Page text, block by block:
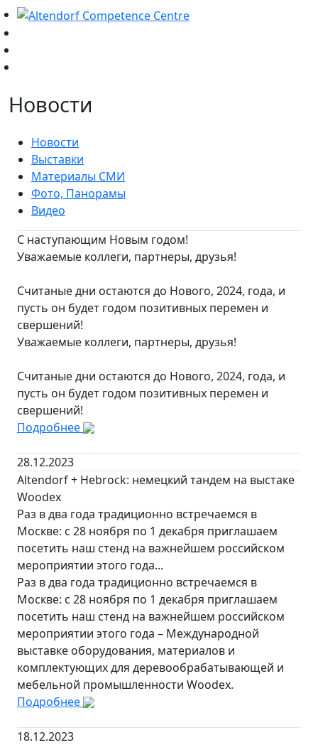
Новости
Новости
Выставки
Материалы СМИ
Фото, Панорамы
Видео
С наступающим Новым годом!
Уважаемые коллеги, партнеры, друзья!
Считаные дни остаются до Нового, 2024, года, и
пусть он будет годом позитивных перемен и
свершений!
Уважаемые коллеги, партнеры, друзья!
Считаные дни остаются до Нового, 2024, года, и
пусть он будет годом позитивных перемен и
свершений!
Подробнее
28.12.2023
Altendorf + Hebrock: немецкий тандем на выстаке
Woodex
Раз в два года традиционно встречаемся в
Москве: с 28 ноября по 1 декабря приглашаем
посетить наш стенд на важнейшем российском
мероприятии этого года...
Раз в два года традиционно встречаемся в
Москве: с 28 ноября по 1 декабря приглашаем
посетить наш стенд на важнейшем российском
мероприятии этого года – Международной
выставке оборудования, материалов и
комплектующих для деревообрабатывающей и
мебельной промышленности Woodex.
Подробнее
18.12.2023